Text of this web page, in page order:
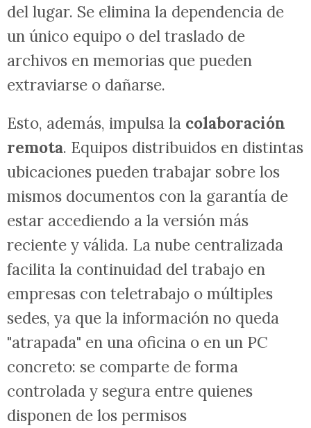
del lugar. Se elimina la dependencia de
un único equipo o del traslado de
archivos en memorias que pueden
extraviarse o dañarse.
Esto, además, impulsa la colaboración
remota. Equipos distribuidos en distintas
ubicaciones pueden trabajar sobre los
mismos documentos con la garantía de
estar accediendo a la versión más
reciente y válida. La nube centralizada
facilita la continuidad del trabajo en
empresas con teletrabajo o múltiples
sedes, ya que la información no queda
"atrapada" en una oficina o en un PC
concreto: se comparte de forma
controlada y segura entre quienes
disponen de los permisos